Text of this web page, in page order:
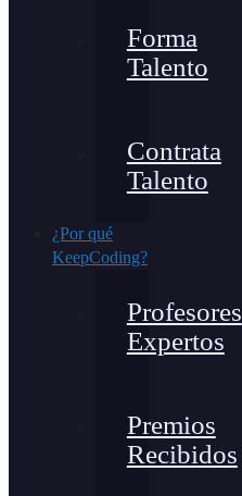
Forma
Talento
Contrata
Talento
¿Por qué
KeepCoding?
Profesores
Expertos
Premios
Recibidos